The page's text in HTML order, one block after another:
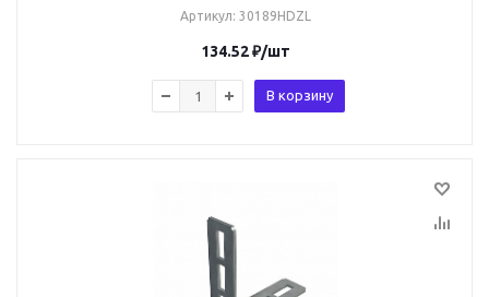
Артикул: 30189HDZL
134.52₽/шт
В корзину